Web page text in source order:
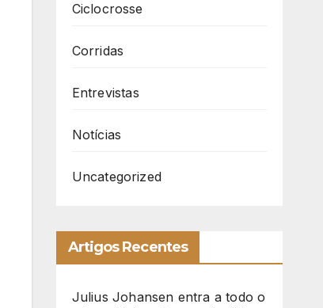
Ciclocrosse
Corridas
Entrevistas
Notícias
Uncategorized
Artigos Recentes
Julius Johansen entra a todo o